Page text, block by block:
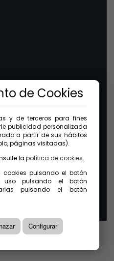
derechos reservados |
de Cookies
y de terceros para fines
publicidad personalizada
a partir de sus hábitos
páginas visitadas).
la política de cookies.
pulsando el botón
uso pulsando el botón
pulsando el botón
Configurar